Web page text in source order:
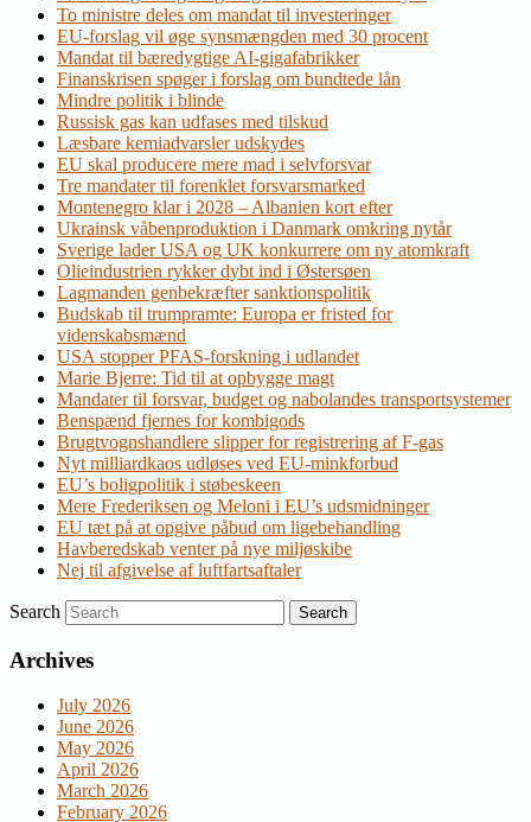
To ministre deles om mandat til investeringer
EU-forslag vil øge synsmængden med 30 procent
Mandat til bæredygtige AI-gigafabrikker
Finanskrisen spøger i forslag om bundtede lån
Mindre politik i blinde
Russisk gas kan udfases med tilskud
Læsbare kemiadvarsler udskydes
EU skal producere mere mad i selvforsvar
Tre mandater til forenklet forsvarsmarked
Montenegro klar i 2028 – Albanien kort efter
Ukrainsk våbenproduktion i Danmark omkring nytår
Sverige lader USA og UK konkurrere om ny atomkraft
Olieindustrien rykker dybt ind i Østersøen
Lagmanden genbekræfter sanktionspolitik
Budskab til trumpramte: Europa er fristed for
videnskabsmænd
USA stopper PFAS-forskning i udlandet
Marie Bjerre: Tid til at opbygge magt
Mandater til forsvar, budget og nabolandes transportsystemer
Benspænd fjernes for kombigods
Brugtvognshandlere slipper for registrering af F-gas
Nyt milliardkaos udløses ved EU-minkforbud
EU’s boligpolitik i støbeskeen
Mere Frederiksen og Meloni i EU’s udsmidninger
EU tæt på at opgive påbud om ligebehandling
Havberedskab venter på nye miljøskibe
Nej til afgivelse af luftfartsaftaler
Search
Archives
July 2026
June 2026
May 2026
April 2026
March 2026
February 2026